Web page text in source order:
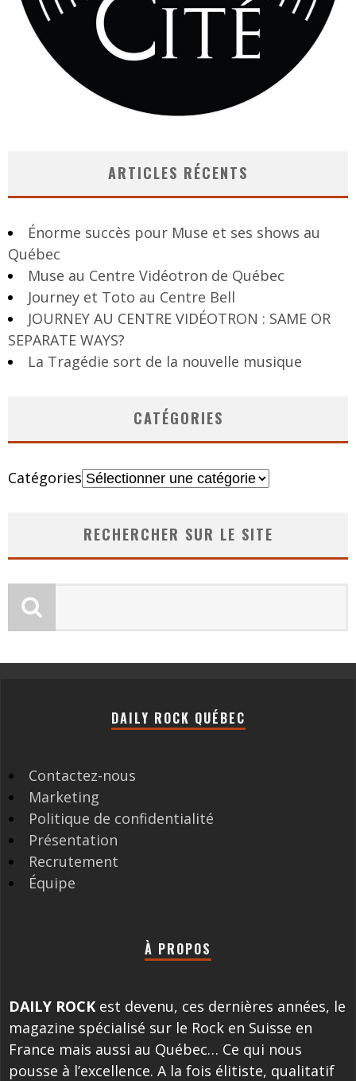
ARTICLES RÉCENTS
Énorme succès pour Muse et ses shows au
Québec
Muse au Centre Vidéotron de Québec
Journey et Toto au Centre Bell
JOURNEY AU CENTRE VIDÉOTRON : SAME OR
SEPARATE WAYS?
La Tragédie sort de la nouvelle musique
CATÉGORIES
Catégories
RECHERCHER SUR LE SITE
DAILY ROCK QUÉBEC
Contactez-nous
Marketing
Politique de confidentialité
Présentation
Recrutement
Équipe
À PROPOS
DAILY ROCK est devenu, ces dernières années, le
magazine spécialisé sur le Rock en Suisse en
France mais aussi au Québec… Ce qui nous
pousse à l’excellence. A la fois élitiste, qualitatif